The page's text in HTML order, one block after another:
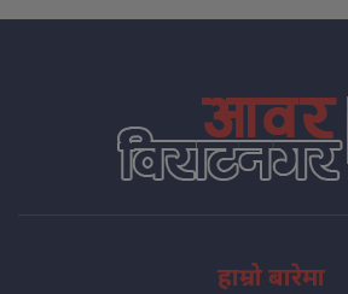
हाम्रो बारेमा